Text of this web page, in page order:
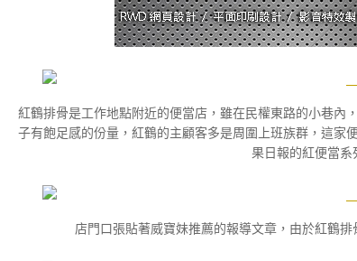
紅鶴排骨是工作地點附近的便當店，雖在民權東路的小巷內
子有飽足感的份量，紅鶴的主顧客多是周圍上班族群，這家
果日報的紅便當系
店門口張貼著威寶妹推薦的報導文章，由於紅鶴